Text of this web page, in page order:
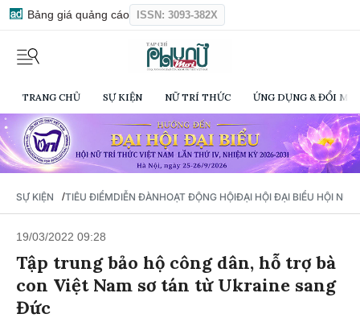
Bảng giá quảng cáo ISSN: 3093-382X
TRANG CHỦ SỰ KIỆN NỮ TRÍ THỨC ỨNG DỤNG & ĐỔI
SỰ KIỆN /TIÊU ĐIỂMDIỄN ĐÀNHOẠT ĐỘNG HỘIĐẠI HỘI ĐẠI BIỂU HỘI NỮ
19/03/2022 09:28
Tập trung bảo hộ công dân, hỗ trợ bà
con Việt Nam sơ tán từ Ukraine sang
Đức